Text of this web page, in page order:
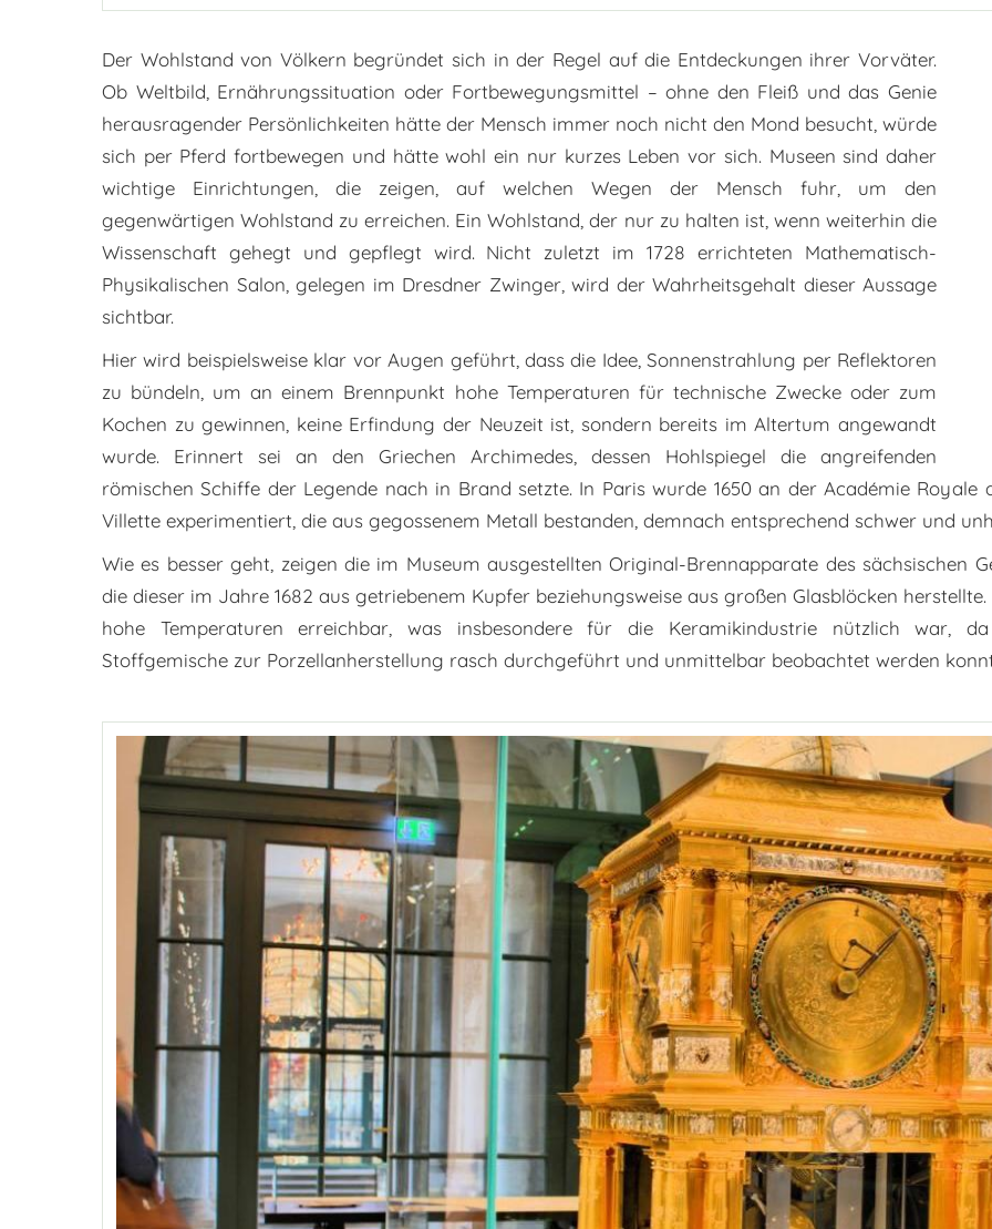
Der Wohlstand von Völkern begründet sich in der Regel auf die Entdeckungen ihrer Vorväter.
Ob Weltbild, Ernährungssituation oder Fortbewegungsmittel – ohne den Fleiß und das Genie
herausragender Persönlichkeiten hätte der Mensch immer noch nicht den Mond besucht, würde
sich per Pferd fortbewegen und hätte wohl ein nur kurzes Leben vor sich. Museen sind daher
wichtige Einrichtungen, die zeigen, auf welchen Wegen der Mensch fuhr, um den
gegenwärtigen Wohlstand zu erreichen. Ein Wohlstand, der nur zu halten ist, wenn weiterhin die
Wissenschaft gehegt und gepflegt wird. Nicht zuletzt im 1728 errichteten Mathematisch-
Physikalischen Salon, gelegen im Dresdner Zwinger, wird der Wahrheitsgehalt dieser Aussage
sichtbar.
Hier wird beispielsweise klar vor Augen geführt, dass die Idee, Sonnenstrahlung per Reflektoren
zu bündeln, um an einem Brennpunkt hohe Temperaturen für technische Zwecke oder zum
Kochen zu gewinnen, keine Erfindung der Neuzeit ist, sondern bereits im Altertum angewandt
wurde. Erinnert sei an den Griechen Archimedes, dessen Hohlspiegel die angreifenden
römischen Schiffe der Legende nach in Brand setzte. In Paris wurde 1650 an der Académie Royale
Villette experimentiert, die aus gegossenem Metall bestanden, demnach entsprechend schwer und
Wie es besser geht, zeigen die im Museum ausgestellten Original-Brennapparate des sächsischen
die dieser im Jahre 1682 aus getriebenem Kupfer beziehungsweise aus großen Glasblöcken
hohe Temperaturen erreichbar, was insbesondere für die Keramikindustrie nützlich war, da
Stoffgemische zur Porzellanherstellung rasch durchgeführt und unmittelbar beobachtet werden